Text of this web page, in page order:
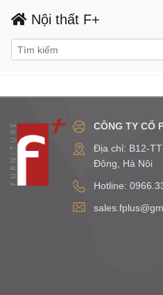
Nội thất F+
CÔNG TY CỔ
Địa chỉ: B12-
Đông, Hà Nội
Hotline: